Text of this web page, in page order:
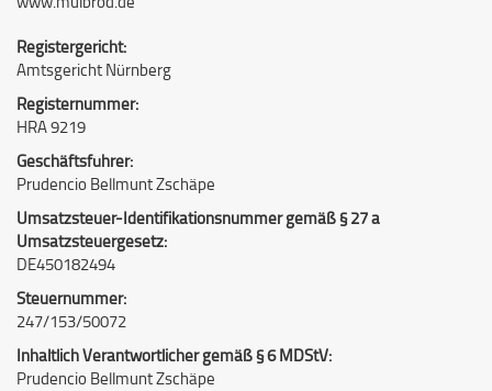
Registergericht:
Amtsgericht Nürnberg
Registernummer:
HRA 9219
Geschäftsführer:
Prudencio Bellmunt Zschäpe
Umsatzsteuer-Identifikationsnummer gemäß § 27 a
Umsatzsteuergesetz:
DE450182494
Steuernummer:
247/153/50072
Inhaltlich Verantwortlicher gemäß § 6 MDStV:
Prudencio Bellmunt Zschäpe